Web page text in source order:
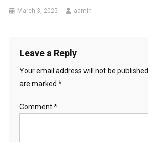
March 3, 2025 admin
Leave a Reply
Your email address will not be published.
are marked *
Comment*